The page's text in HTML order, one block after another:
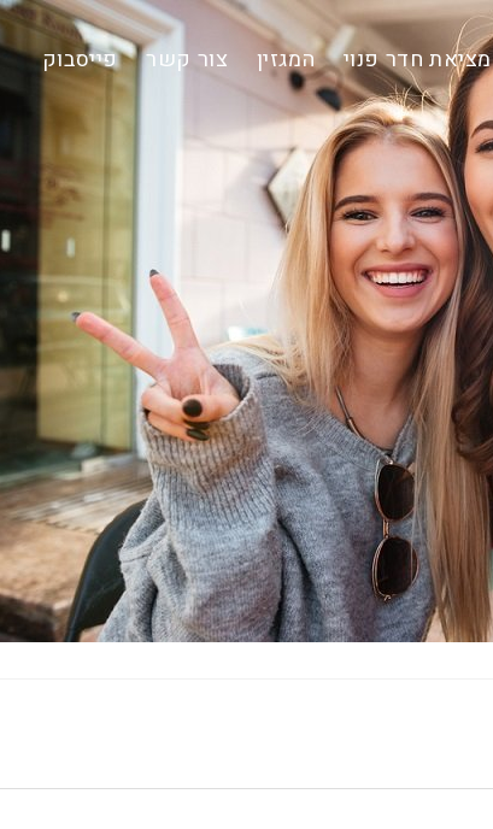
מציאת חדר פנוי המגזין צור קשר פייסבוק